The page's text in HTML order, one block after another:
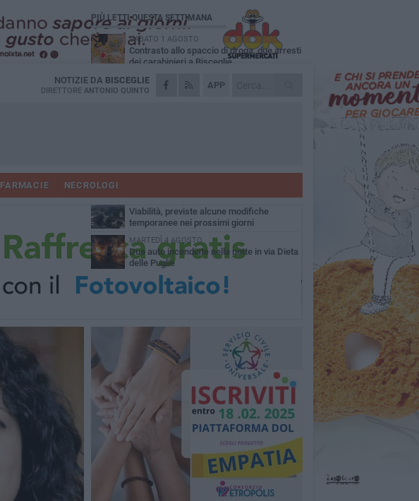
APP
NOTIZIE DA BISCEGLIE
DIRETTORE ANTONIO QUINTO
FARMACIE NECROLOGI
PIÙ LETTI QUESTA SETTIMANA
SABATO 1 AGOSTO
Contrasto allo spaccio di droga, due arresti
dei carabinieri a Bisceglie
VENERDÌ 31 LUGLIO
Torna l'appuntamento con la Pastasciutta
Dramma alla spiaggia Bi-Marmi: un
VENERDÌ 31 LUGLIO
Viabilità, previste alcune modifiche
temporanee nei prossimi giorni
MARTEDÌ 4 AGOSTO
Due auto incendiate nella notte in via Dieta
delle Puglie